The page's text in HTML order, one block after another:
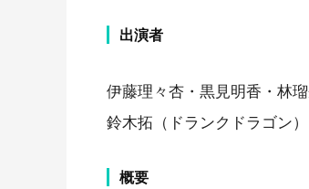
出演者
伊藤理々杏・黒見明香・林
鈴木拓（ドランクドラゴン）
概要